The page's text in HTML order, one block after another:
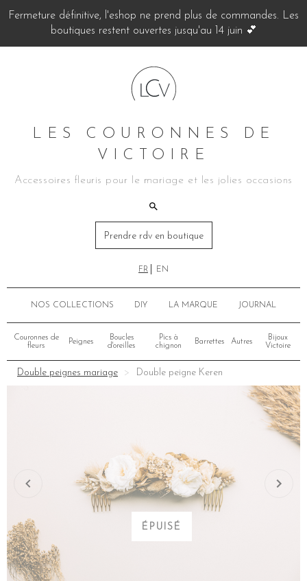
Fermeture définitive, l'eshop ne prend plus de commandes. Les
boutiques restent ouvertes jusqu'au 14 juin 💕
LES COURONNES DE
VICTOIRE
Accessoires fleuris pour le mariage et les jolies occasions
Prendre rdv en boutique
FR EN
NOS COLLECTIONS DIY LA MARQUE JOURNAL
Couronnes de
fleurs
Peignes
Boucles
d'oreilles
Pics à
chignon
Barrettes Autres
Bijoux
Victoire
Double peignes mariage Double peigne Keren
ÉPUISÉ